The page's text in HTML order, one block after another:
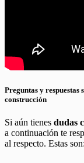
Preguntas y respuestas
construcción
Si aún tienes dudas
a continuación te
al respecto. Estas son: